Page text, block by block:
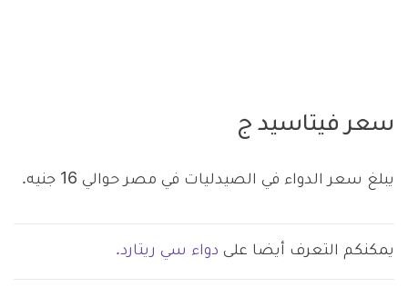
سعر فيتاسيد ج
يبلغ سعر الدواء في الصيدليات في مصر حوالي 16 جنيه.
يمكنكم التعرف أيضا على دواء سي ريتارد.